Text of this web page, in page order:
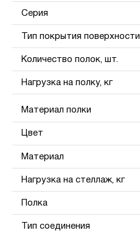
Серия
Тип покрытия поверхности
Количество полок, шт.
Нагрузка на полку, кг
Материал полки
Цвет
Материал
Нагрузка на стеллаж, кг
Полка
Тип соединения